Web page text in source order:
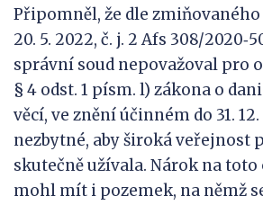
Připomněl, že dle zmiňovaného
20. 5. 2022, č. j. 2 Afs 308/
správní soud nepovažoval pro
§ 4 odst. 1 písm. l) zákona o
věcí, ve znění účinném do 31. 12.
nezbytné, aby široká veřejnost
skutečně užívala. Nárok na
mohl mít i pozemek, na němž